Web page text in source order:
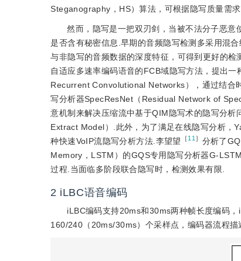
Steganography，HS）算法，可根据隐写质量需
然而，隐写是一把双刃剑，当被不法分子恶
是否含有秘密信息.早期的音频隐写检测多采用混合
与非隐写的音频数据的深度特征，可得到更好的检
自适应多速率编码语音的FCB域隐写方法，提出
Recurrent Convolutional Networks），通过结合
写分析器SpecResNet（Residual Network of
意机制来解决压缩流中基于QIM隐写术的隐写分
Extract Model）.此外，为了满足在线隐写分析，
种快速VoIP流隐写分析方法.李望望
［11 ］ 分析了
Memory，LSTM）的GQS专用隐写分析器G-
过程.当面临多阶段联合隐写时，检测效果有限.
2 iLBC语音编码
iLBC编码支持20ms和30ms两种帧长度编码，
160/240（20ms/30ms）个采样点，编码器流程描